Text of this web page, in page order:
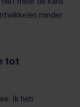
minder
tot
Ik heb